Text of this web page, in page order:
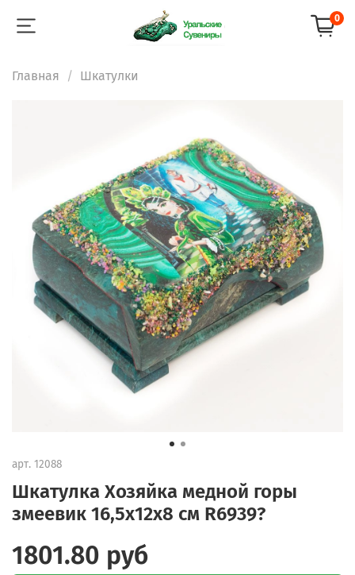
0
Главная Шкатулки
арт. 12088
Шкатулка Хозяйка медной горы
змеевик 16,5х12х8 см R6939?
1801.80 руб